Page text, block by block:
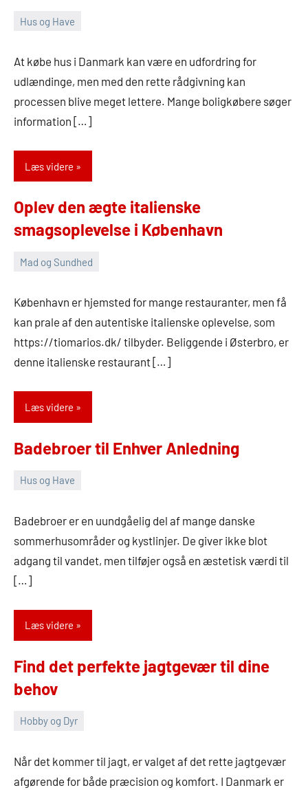
Hus og Have
2026
At købe hus i Danmark kan være en udfordring for
udlændinge, men med den rette rådgivning kan
processen blive meget lettere. Mange boligkøbere søger
information […]
Læs videre
Oplev den ægte italienske
smagsoplevelse i København
Mad og Sundhed
2026
København er hjemsted for mange restauranter, men få
kan prale af den autentiske italienske oplevelse, som
https://tiomarios.dk/ tilbyder. Beliggende i Østerbro, er
denne italienske restaurant […]
Læs videre
Badebroer til Enhver Anledning
Hus og Have
2026
Badebroer er en uundgåelig del af mange danske
sommerhusområder og kystlinjer. De giver ikke blot
adgang til vandet, men tilføjer også en æstetisk værdi til
[…]
Læs videre
Find det perfekte jagtgevær til dine
behov
Hobby og Dyr
2026
Når det kommer til jagt, er valget af det rette jagtgevær
afgørende for både præcision og komfort. I Danmark er